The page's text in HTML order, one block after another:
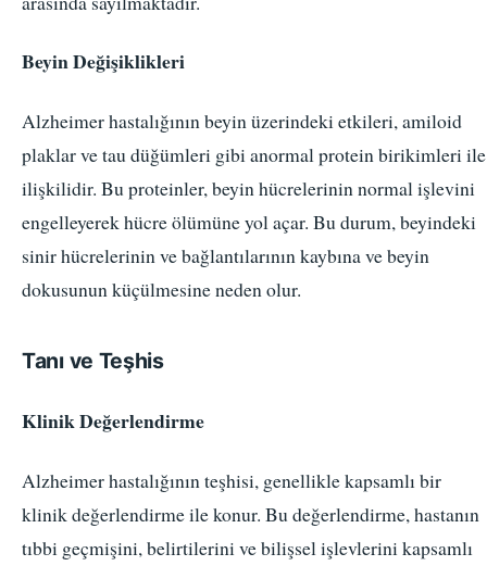
Beyin Değişiklikleri
Alzheimer hastalığının beyin üzerindeki etkileri, amiloid
plaklar ve tau düğümleri gibi anormal protein birikimleri ile
ilişkilidir. Bu proteinler, beyin hücrelerinin normal işlevini
engelleyerek hücre ölümüne yol açar. Bu durum, beyindeki
sinir hücrelerinin ve bağlantılarının kaybına ve beyin
dokusunun küçülmesine neden olur.
Tanı ve Teşhis
Klinik Değerlendirme
Alzheimer hastalığının teşhisi, genellikle kapsamlı bir
klinik değerlendirme ile konur. Bu değerlendirme, hastanın
tıbbi geçmişini, belirtilerini ve bilişsel işlevlerini kapsamlı